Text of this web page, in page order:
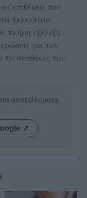
επιθέσεις που
τελευταία
πλήρη εξέλιξη
για τον
συνθήκες του
αποτελέσματα
↗